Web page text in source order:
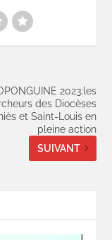
2023:les
des Diocèses
et Saint-Louis en
pleine action
SUIVANT